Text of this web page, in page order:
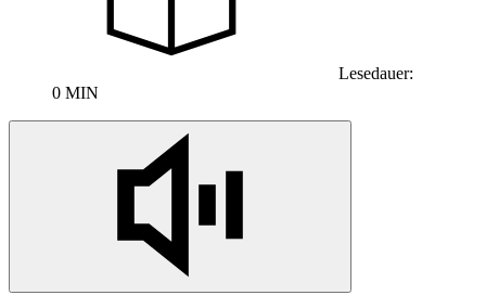
Lesedauer:
0 MIN